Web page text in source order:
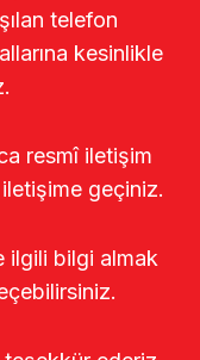
telefon
kesinlikle
resmî iletişim
geçiniz.
ilgili bilgi almak